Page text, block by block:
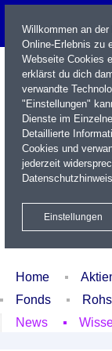
Name / WKN / ISIN /
Xetra Realtime
Home
Fonds
News
Willkommen an
Online-Erlebnis zu
Webseite Cookies
erklärst du dich
verwandte
"Einstellungen"
Dienste im
Detaillierte
Cookies und
jederzeit
Einstellungen